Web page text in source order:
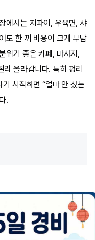
에서는 지파이, 우육면, 샤
도 한 끼 비용이 크게 부담
위기 좋은 카페, 마사지,
올라갑니다. 특히 펑리
시작하면 “얼마 안 샀는
.